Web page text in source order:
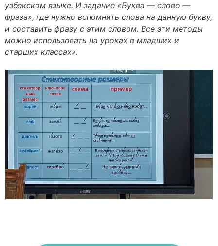
узбекском языке. И задание «Буква — слово —
фраза», где нужно вспомнить слова на данную букву,
и составить фразу с этим словом. Все эти методы
можно использовать на уроках в младших и
старших классах».